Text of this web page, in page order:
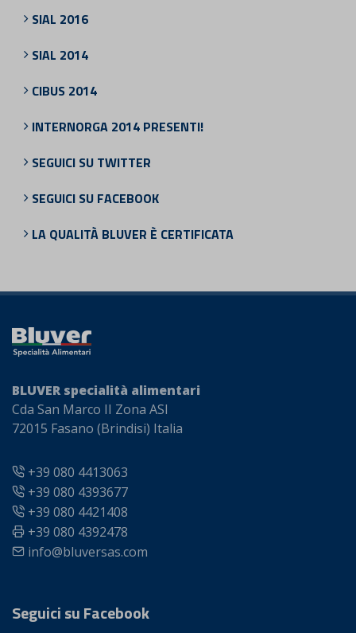
SIAL 2016
SIAL 2014
CIBUS 2014
INTERNORGA 2014 PRESENTI!
SEGUICI SU TWITTER
SEGUICI SU FACEBOOK
LA QUALITÀ BLUVER È CERTIFICATA
BLUVER specialità alimentari
Cda San Marco II Zona ASI
72015 Fasano (Brindisi) Italia
+39 080 4413063
+39 080 4393677
+39 080 4421408
+39 080 4392478
info@bluversas.com
Seguici su Facebook